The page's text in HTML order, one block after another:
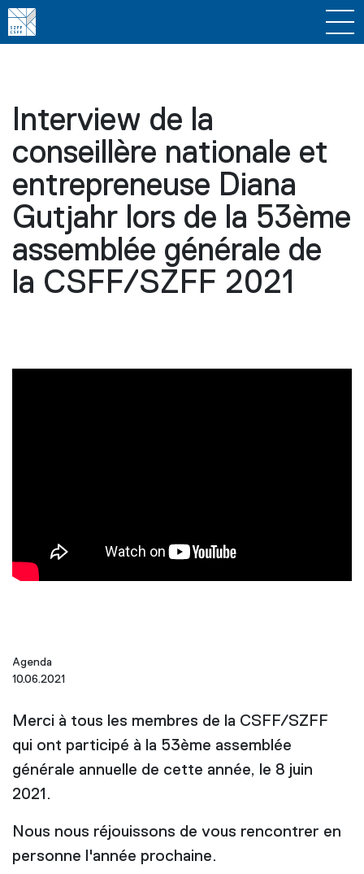
Interview de la
conseillère nationale et
entrepreneuse Diana
Gutjahr lors de la 53ème
assemblée générale de
la CSFF/SZFF 2021
Agenda
10.06.2021
Merci à tous les membres de la CSFF/SZFF
qui ont participé à la 53ème assemblée
générale annuelle de cette année, le 8 juin
2021.
Nous nous réjouissons de vous rencontrer en
personne l'année prochaine.